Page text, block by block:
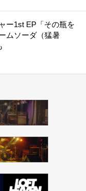
ー1st EP「その瓶を
ムソーダ（猛暑